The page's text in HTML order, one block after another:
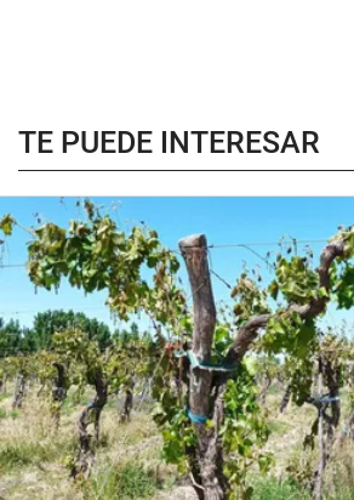
TE PUEDE INTERESAR